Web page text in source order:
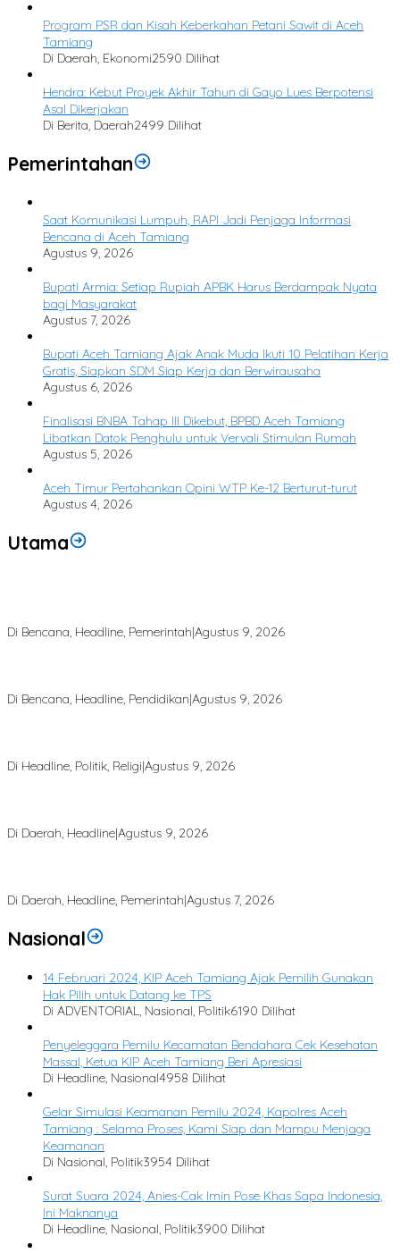
Program PSR dan Kisah Keberkahan Petani Sawit di Aceh
Tamiang
Di Daerah, Ekonomi2590 Dilihat
Hendra: Kebut Proyek Akhir Tahun di Gayo Lues Berpotensi
Asal Dikerjakan
Di Berita, Daerah2499 Dilihat
Pemerintahan
Saat Komunikasi Lumpuh, RAPI Jadi Penjaga Informasi
Bencana di Aceh Tamiang
Agustus 9, 2026
Bupati Armia: Setiap Rupiah APBK Harus Berdampak Nyata
bagi Masyarakat
Agustus 7, 2026
Bupati Aceh Tamiang Ajak Anak Muda Ikuti 10 Pelatihan Kerja
Gratis, Siapkan SDM Siap Kerja dan Berwirausaha
Agustus 6, 2026
Finalisasi BNBA Tahap III Dikebut, BPBD Aceh Tamiang
Libatkan Datok Penghulu untuk Vervali Stimulan Rumah
Agustus 5, 2026
Aceh Timur Pertahankan Opini WTP Ke-12 Berturut-turut
Agustus 4, 2026
Utama
Di Bencana, Headline, Pemerintah|Agustus 9, 2026
Di Bencana, Headline, Pendidikan|Agustus 9, 2026
Di Headline, Politik, Religi|Agustus 9, 2026
Di Daerah, Headline|Agustus 9, 2026
Di Daerah, Headline, Pemerintah|Agustus 7, 2026
Nasional
14 Februari 2024, KIP Aceh Tamiang Ajak Pemilih Gunakan
Hak Pilih untuk Datang ke TPS
Di ADVENTORIAL, Nasional, Politik6190 Dilihat
Penyeleggara Pemilu Kecamatan Bendahara Cek Kesehatan
Massal, Ketua KIP Aceh Tamiang Beri Apresiasi
Di Headline, Nasional4958 Dilihat
Gelar Simulasi Keamanan Pemilu 2024, Kapolres Aceh
Tamiang : Selama Proses, Kami Siap dan Mampu Menjaga
Keamanan
Di Nasional, Politik3954 Dilihat
Surat Suara 2024, Anies-Cak Imin Pose Khas Sapa Indonesia,
Ini Maknanya
Di Headline, Nasional, Politik3900 Dilihat